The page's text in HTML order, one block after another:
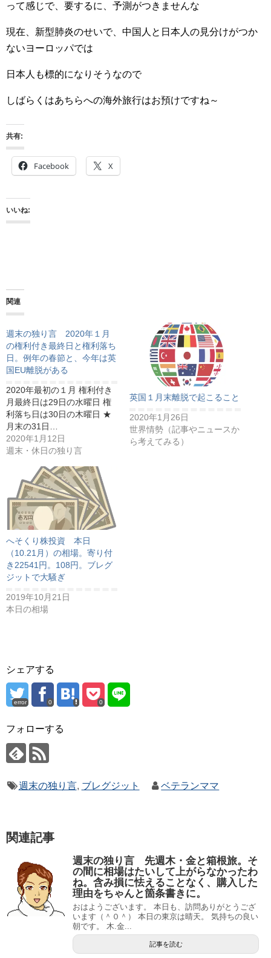
って感じで、要するに、予測がつきませんな
現在、新型肺炎のせいで、中国人と日本人の見分けがつか
ないヨーロッパでは
日本人も標的になりそうなので
しばらくはあちらへの海外旅行はお預けですね～
共有:
Facebook X
いいね:
関連
週末の独り言 2020年１月
の権利付き最終日と権利落ち
日。例年の春節と、今年は英
国EU離脱がある
2020年最初の１月 権利付き
月最終日は29日の水曜日 権
利落ち日は30日の木曜日 ★
月末の31日…
2020年1月12日
週末・休日の独り言
英国１月末離脱で起こること
2020年1月26日
世界情勢（記事やニュースか
ら考えてみる）
へそくり株投資 本日
（10.21月）の相場。寄り付
き22541円。108円。ブレグ
ジットで大騒ぎ
2019年10月21日
本日の相場
シェアする
error 0 0
フォローする
週末の独り言, ブレグジット ベテランママ
関連記事
週末の独り言 先週木・金と箱根旅。そ
の間に相場はたいして上がらなかったわ
ね。含み損に怯えることなく、購入した
理由をちゃんと箇条書きに。
おはようございます。 本日も、訪問ありがとうござ
います（＾０＾） 本日の東京は晴天。 気持ちの良い
朝です。 木.金...
記事を読む